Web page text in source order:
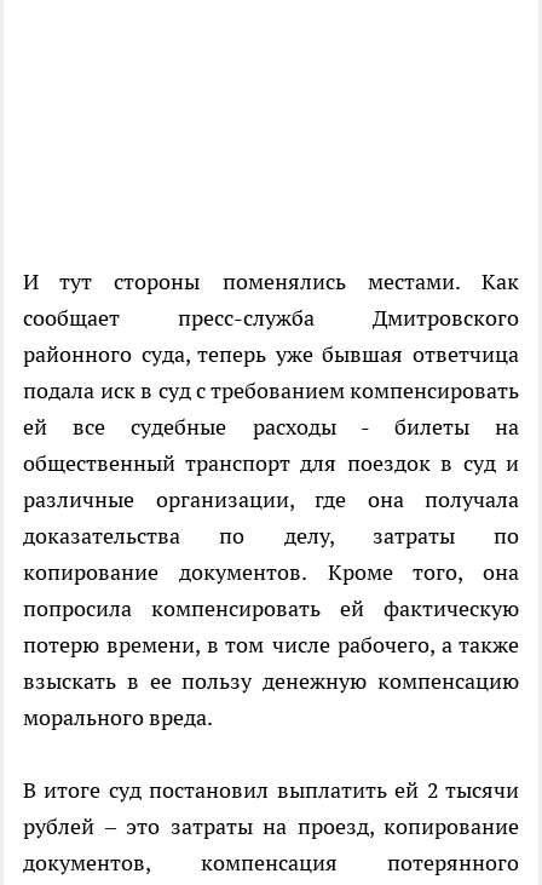
И тут стороны поменялись местами. Как
сообщает пресс-служба Дмитровского
районного суда, теперь уже бывшая ответчица
подала иск в суд с требованием компенсировать
ей все судебные расходы - билеты на
общественный транспорт для поездок в суд и
различные организации, где она получала
доказательства по делу, затраты по
копирование документов. Кроме того, она
попросила компенсировать ей фактическую
потерю времени, в том числе рабочего, а также
взыскать в ее пользу денежную компенсацию
морального вреда.
В итоге суд постановил выплатить ей 2 тысячи
рублей – это затраты на проезд, копирование
документов, компенсация потерянного